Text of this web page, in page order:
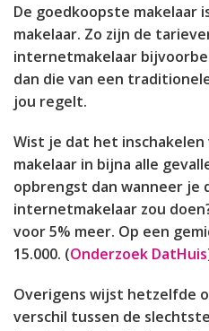
De goedkoopste makelaar
makelaar. Zo zijn de
internetmakelaar
dan die van een
jou regelt.
Wist je dat het
makelaar in bijna alle
opbrengst dan wanneer je
internetmakelaar zou
voor 5% meer. Op een
15.000. (Onderzoek DatHuis
Overigens wijst hetzelfde
verschil tussen de